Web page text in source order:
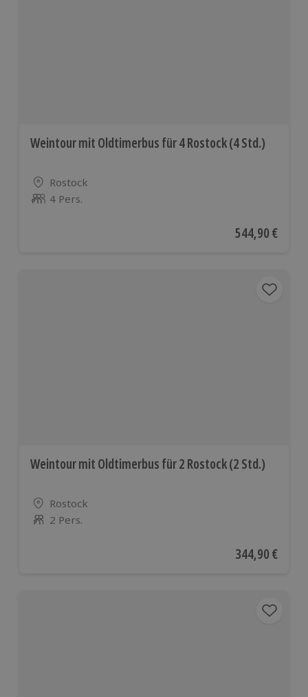
Weintour mit Oldtimerbus für 4 Rostock (4 Std.)
Standort
Rostock
Anzahl der Teilnehmer
4 Pers.
Aktueller Preis
544,90 €
Weintour mit Oldtimerbus für 2 Rostock (2 Std.)
Standort
Rostock
Anzahl der Teilnehmer
2 Pers.
Aktueller Preis
344,90 €